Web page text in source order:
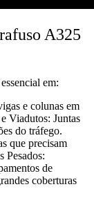
A325
em:
e colunas em
Viadutos: Juntas
do tráfego.
que precisam
Pesados:
de
coberturas